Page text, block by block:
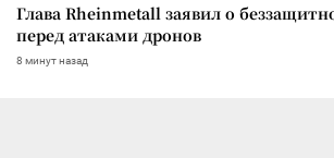
Глава Rheinmetall заявил о
перед атаками дронов
8 минут назад